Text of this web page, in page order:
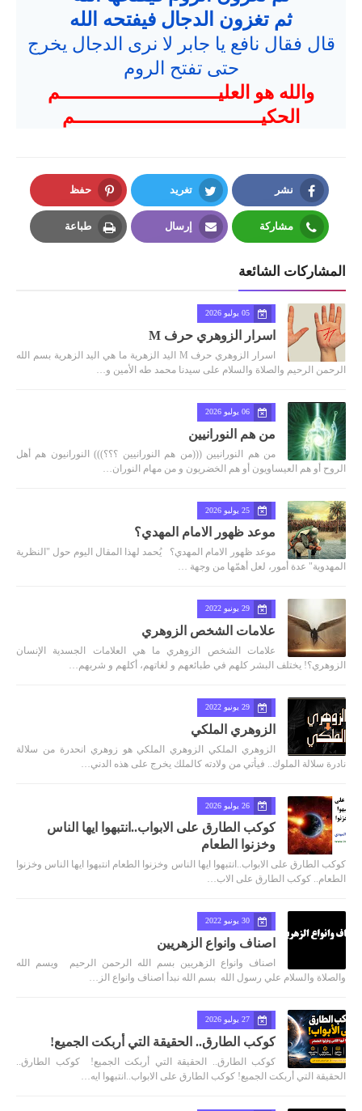
ثم تغزون الدجال فيفتحه الله
قال فقال نافع يا جابر لا نرى الدجال يخرج
حتى تفتح الروم
والله هو العليــــــــــــــــــــــــــــم
الحكيـــــــــــــــــــــــــــــــــم
نشر
Facebook
تغريد
Twitter
حفظ
Pinterest
مشاركة إرسال طباعة
المشاركات الشائعة
05 يوليو 2026
اسرار الزوهري حرف M
اسرار الزوهري حرف M اليد الزهرية ما هي اليد الزهرية بسم الله
الرحمن الرحيم والصلاة والسلام على سيدنا محمد طه الأمين و…
06 يوليو 2026
من هم النورانيين
من هم النورانيين (((من هم النورانيين ؟؟؟))) النورانيون هم أهل
الروح أو هم العيساويون أو هم الخضريون و من مهام النوران…
25 يوليو 2026
موعد ظهور الامام المهدي؟
موعد ظهور الامام المهدي؟ يُحمد لهذا المقال اليوم حول "النظرية
المهدوية" عدة أمور، لعل أهمّها من وجهة …
29 يونيو 2022
علامات الشخص الزوهري
علامات الشخص الزوهري ما هي العلامات الجسدية الإنسان
الزوهري؟! يختلف البشر كلهم في طبائعهم و لغاتهم، أكلهم و شربهم…
29 يونيو 2022
الزوهري الملكي
الزوهري الملكي الزوهري الملكي هو زوهري انحدرة من سلالة
نادرة سلالة الملوك.. فيأتي من ولادته كالملك يخرج على هذه الدني…
26 يوليو 2026
كوكب الطارق على الابواب..انتبهوا ايها الناس
وخزنوا الطعام
كوكب الطارق على الابواب..انتبهوا ايها الناس وخزنوا الطعام انتبهوا ايها الناس وخزنوا
الطعام.. كوكب الطارق على الاب…
30 يونيو 2022
اصناف وانواع الزهريين
اصناف وانواع الزهريين بسم الله الرحمن الرحيم ويسم الله
والصلاة والسلام علي رسول الله بسم الله نبدأ اصناف وانواع الز…
27 يوليو 2026
كوكب الطارق.. الحقيقة التي أربكت الجميع!
كوكب الطارق.. الحقيقة التي أربكت الجميع! كوكب الطارق..
الحقيقة التي أربكت الجميع! كوكب الطارق على الابواب..انتبهوا ايه…